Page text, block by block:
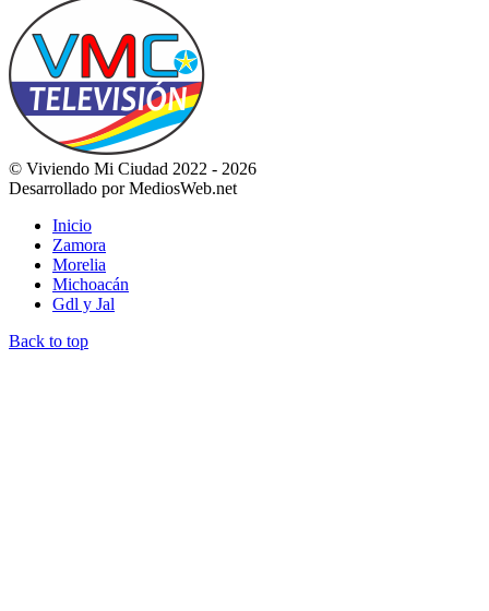
© Viviendo Mi Ciudad 2022 - 2026
Desarrollado por MediosWeb.net
Inicio
Zamora
Morelia
Michoacán
Gdl y Jal
Back to top